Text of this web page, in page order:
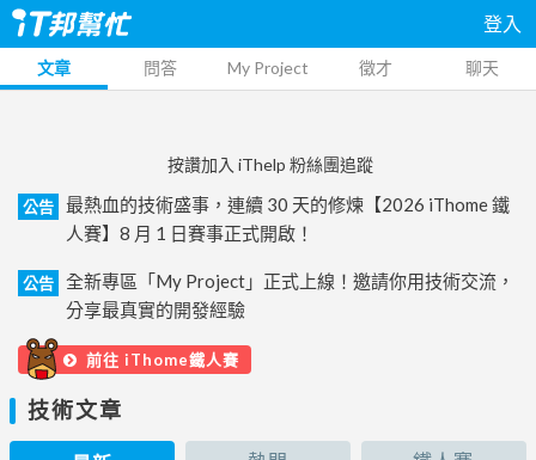
登入
文章 問答 My Project 徵才 聊天
按讚加入 iThelp 粉絲團追蹤
公告
最熱血的技術盛事，連續 30 天的修煉【2026 iThome 鐵
人賽】8 月 1 日賽事正式開啟！
公告
全新專區「My Project」正式上線！邀請你用技術交流，
分享最真實的開發經驗
前往 iThome鐵人賽
技術文章